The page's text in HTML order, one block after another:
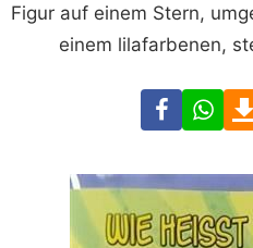
Figur auf einem Stern,
einem lilafarbenen,